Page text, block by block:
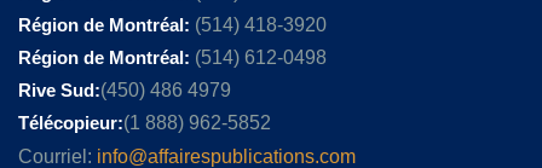
Région de Montréal: (514) 418-3920
Région de Montréal: (514) 612-0498
Rive Sud:(450) 486 4979
Télécopieur:(1 888) 962-5852
Courriel: info@affairespublications.com